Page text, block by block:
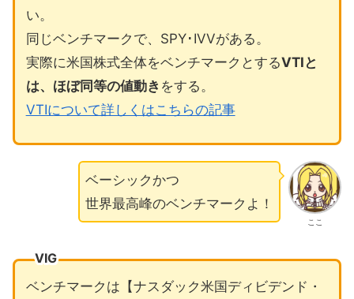
い。
同じベンチマークで、SPY･IVVがある。
実際に米国株式全体をベンチマークとするVTIと
は、ほぼ同等の値動き をする。
VTIについて詳しくはこちらの記事
ここ
ベーシックかつ
世界最高峰のベンチマークよ！
VIG
ベンチマークは【ナスダック米国ディビデンド・